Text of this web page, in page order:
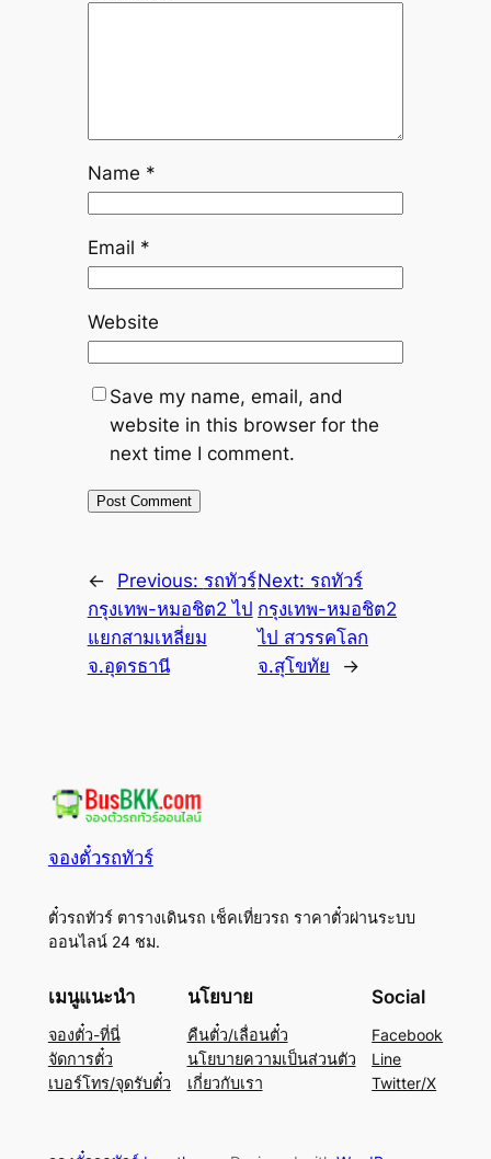
Name *
Email *
Website
Save my name, email, and
website in this browser for the
next time I comment.
← Previous: รถทัวร์
กรุงเทพ-หมอชิต2 ไป
แยกสามเหลี่ยม
จ.อุดรธานี
Next: รถทัวร์
กรุงเทพ-หมอชิต2
ไป สวรรคโลก
จ.สุโขทัย
→
จองตั๋วรถทัวร์
ตั๋วรถทัวร์ ตารางเดินรถ เช็คเที่ยวรถ ราคาตั๋วผ่านระบบ
ออนไลน์ 24 ชม.
เมนูแนะนำ
จองตั๋ว-ที่นี่
จัดการตั๋ว
เบอร์โทร/จุดรับตั๋ว
นโยบาย
คืนตั๋ว/เลื่อนตั๋ว
นโยบายความเป็นส่วนตัว
เกี่ยวกับเรา
Social
Facebook
Line
Twitter/X